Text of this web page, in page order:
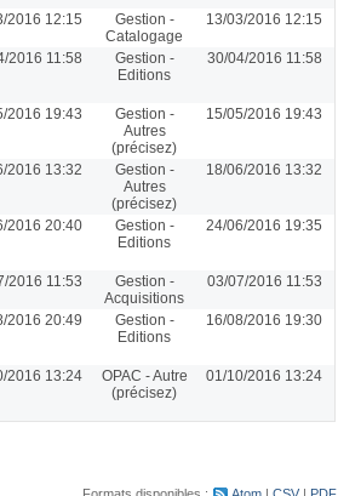
2016 12:15
Gestion -
Catalogage
13/03/2016 12:15
2016 11:58
Gestion -
Editions
30/04/2016 11:58
2016 19:43
Gestion -
Autres
(précisez)
15/05/2016 19:43
2016 13:32
Gestion -
Autres
(précisez)
18/06/2016 13:32
2016 20:40
Gestion -
Editions
24/06/2016 19:35
2016 11:53
Gestion -
Acquisitions
03/07/2016 11:53
2016 20:49
Gestion -
Editions
16/08/2016 19:30
2016 13:24
OPAC - Autre
(précisez)
01/10/2016 13:24